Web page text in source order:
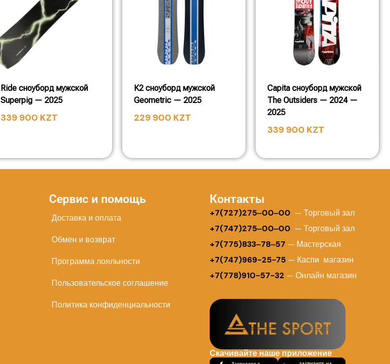
Ride сноуборд мужской
Superpig — 2025
339 900 KZT
K2 сноуборд мужской
Geometric — 2025
229 900 KZT
Capita сноуборд мужской
The Outsiders — 2024 —
2025
339 900 KZT
Сервис и помощь
Доставка и оплата
Обмен и возврат
Программа лояльности
Пользовательское соглашение
Политика конфиденциальности
Контакты
+7(727)275‒00‒00 — Торговый зал
+7(747)275‒00‒00 — Торговый зал
+7(775)833‒78‒57 — Мастерская
+7(747)969-25-75— Каспи магазин
+7(778)910-57-32 — Онлайн магазин
Скачивайте наше приложение